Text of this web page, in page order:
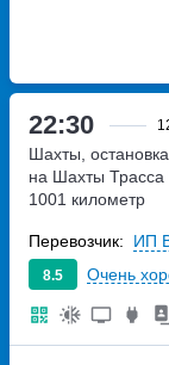
22:30
Шахты,
на Шахты
1001 километр
8.5 Очень
Перевозчик: ИП